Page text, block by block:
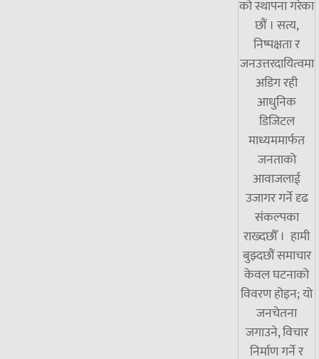
को स्थापना गरेका
छौं । सत्य,
निष्पक्षता र
जनउत्तरदायित्वमा
अडिग रही
आधुनिक
डिजिटल
माध्यममार्फत
जनताको
आवाजलाई
उजागर गर्ने दृढ
संकल्पका
राख्दछौँ । हामी
बुझ्दछौं समाचार
केवल घटनाको
विवरण होइन; यो
जनचेतना
जगाउने, विचार
निर्माण गर्ने र